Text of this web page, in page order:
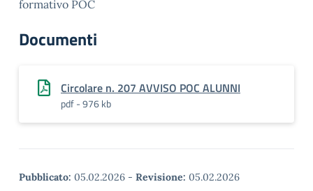
formativo POC
Documenti
Circolare n. 207 AVVISO POC ALUNNI
pdf - 976 kb
Pubblicato: 05.02.2026 - Revisione: 05.02.2026